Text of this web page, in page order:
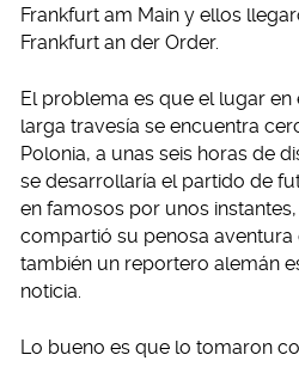
Frankfurt am Main y ellos
Frankfurt an der Order.
El problema es que el lugar
larga travesía se encuentra
Polonia, a unas seis horas de
se desarrollaría el partido de
en famosos por unos
compartió su penosa aventura
también un reportero alemán
noticia.
Lo bueno es que lo tomaron